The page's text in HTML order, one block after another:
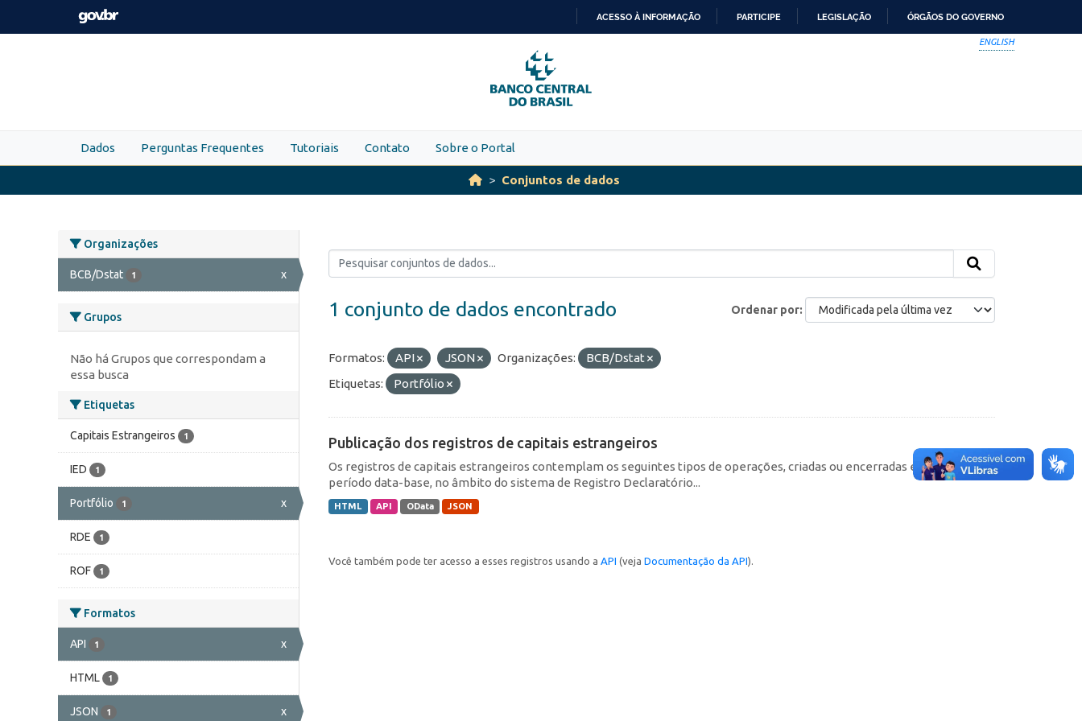
Skip to main content
PARA
O
CONTEÚDO
ACESSO À INFORMAÇÃO PARTICIPE LEGISLAÇÃO ÓRGÃOS DO GOVERNO
ENGLISH
Dados Perguntas Frequentes Tutoriais Contato Sobre o Portal
Conjuntos de dados
Organizações
BCB/Dstat 1 x
Grupos
Não há Grupos que correspondam a
essa busca
Etiquetas
Capitais Estrangeiros 1
IED 1
Portfólio 1 x
RDE 1
ROF 1
Formatos
API 1 x
HTML 1
JSON 1 x
Ordenar por
1 conjunto de dados encontrado
Formatos: API JSON Organizações:
BCB/Dstat
Etiquetas:
Portfólio
Publicação dos registros de capitais estrangeiros
Os registros de capitais estrangeiros contemplam os seguintes tipos de operações, criadas ou encerradas em cada
período data-base, no âmbito do sistema de Registro Declaratório...
HTML API OData JSON
Você também pode ter acesso a esses registros usando a API (veja Documentação da API).